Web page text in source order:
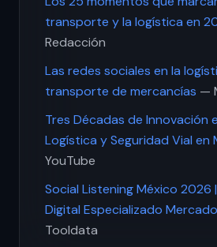
transporte y la logística en
Redacción
Las redes sociales en la
transporte de mercancías —
Tres Décadas de Innovación
Logística y Seguridad Vial en
YouTube
Social Listening México 2026
Digital Especializado
Tooldata